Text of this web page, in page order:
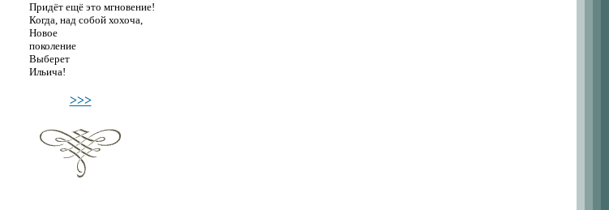
Придёт ещё это мгновение!
Когда, над собой хохоча,
Новое
поколение
Выберет
Ильича!
>>>